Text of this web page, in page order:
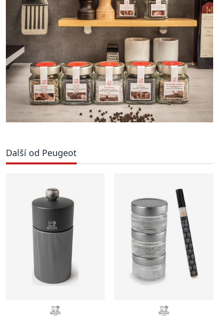
Další od Peugeot